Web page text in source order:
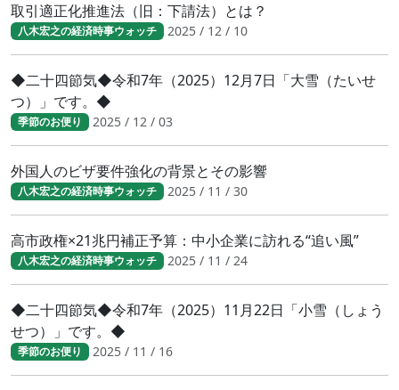
取引適正化推進法（旧：下請法）とは？
八木宏之の経済時事ウォッチ 2025 / 12 / 10
◆二十四節気◆令和7年（2025）12月7日「大雪（たいせ
つ）」です。◆
季節のお便り 2025 / 12 / 03
外国人のビザ要件強化の背景とその影響
八木宏之の経済時事ウォッチ 2025 / 11 / 30
高市政権×21兆円補正予算：中小企業に訪れる“追い風”
八木宏之の経済時事ウォッチ 2025 / 11 / 24
◆二十四節気◆令和7年（2025）11月22日「小雪（しょう
せつ）」です。◆
季節のお便り 2025 / 11 / 16